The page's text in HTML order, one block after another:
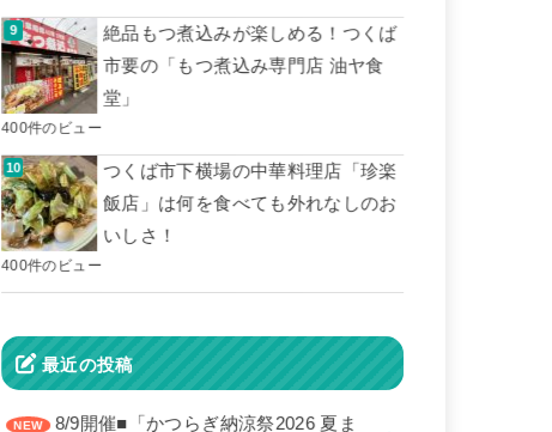
絶品もつ煮込みが楽しめる！つくば
市要の「もつ煮込み専門店 油ヤ食
堂」
400件のビュー
つくば市下横場の中華料理店「珍楽
飯店」は何を食べても外れなしのお
いしさ！
400件のビュー
最近の投稿
8/9開催■「かつらぎ納涼祭2026 夏ま